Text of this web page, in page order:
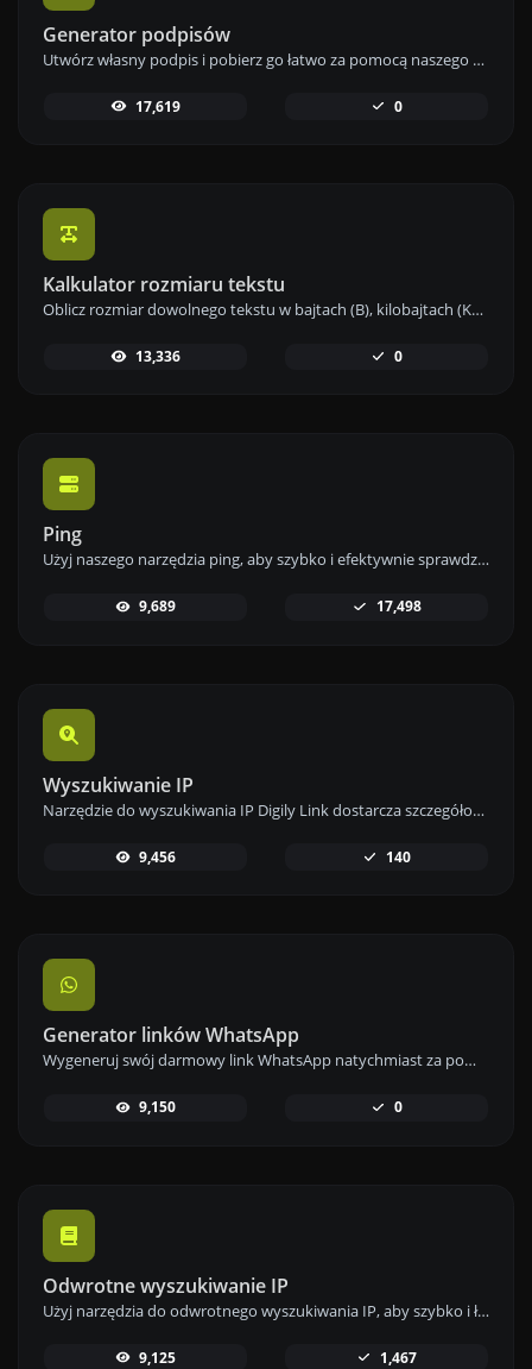
Generator podpisów
Utwórz własny podpis i pobierz go łatwo za pomocą naszego narzędzia do generowania podpisów dla spersonalizowanych e-podpisów.
17,619 0
Kalkulator rozmiaru tekstu
Oblicz rozmiar dowolnego tekstu w bajtach (B), kilobajtach (KB) lub megabajtach (MB) za pomocą naszego narzędzia do obliczania rozmiaru tekstu.
13,336 0
Ping
Użyj naszego narzędzia ping, aby szybko i efektywnie sprawdzić status i czas odpowiedzi dowolnej strony internetowej, serwera lub portu.
9,689 17,498
Wyszukiwanie IP
Narzędzie do wyszukiwania IP Digily Link dostarcza szczegółowych informacji o dowolnym adresie IP. Skorzystaj z tej darmowej usługi online, aby uzyskać kompleksowe dane o IP.
9,456 140
Generator linków WhatsApp
Wygeneruj swój darmowy link WhatsApp natychmiast za pomocą naszego Generatora Linków WhatsApp. Dodaj niestandardową wiadomość i rozpocznij czaty jednym kliknięciem – bez logowania i kodowania.
9,150 0
Odwrotne wyszukiwanie IP
Użyj narzędzia do odwrotnego wyszukiwania IP, aby szybko i łatwo znaleźć domenę lub hosta powiązanego z dowolnym adresem IP.
9,125 1,467